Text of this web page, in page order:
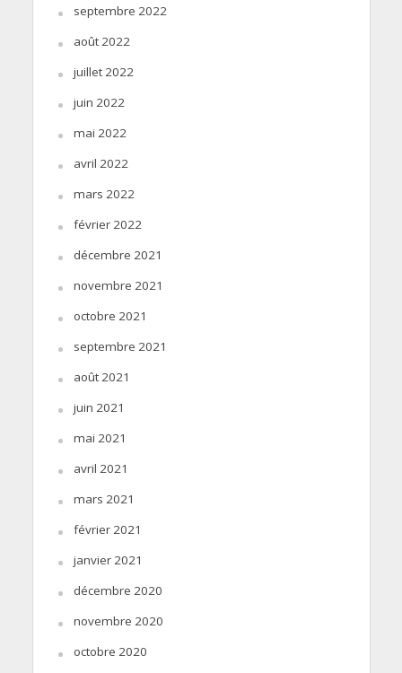
septembre 2022
août 2022
juillet 2022
juin 2022
mai 2022
avril 2022
mars 2022
février 2022
décembre 2021
novembre 2021
octobre 2021
septembre 2021
août 2021
juin 2021
mai 2021
avril 2021
mars 2021
février 2021
janvier 2021
décembre 2020
novembre 2020
octobre 2020